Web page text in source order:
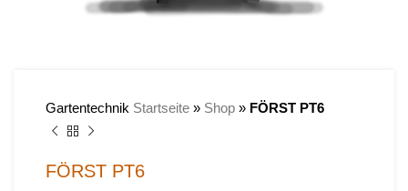
Gartentechnik Startseite » Shop » FÖRST PT6
FÖRST PT6